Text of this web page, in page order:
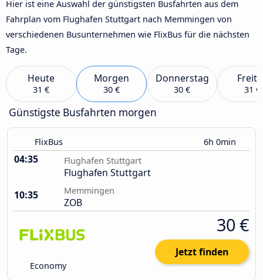
Hier ist eine Auswahl der günstigsten Busfahrten aus dem
Fahrplan vom Flughafen Stuttgart nach Memmingen von
verschiedenen Busunternehmen wie FlixBus für die nächsten
Tage.
Heute
31 €
Morgen
30 €
Donnerstag
30 € 31 €
Günstigste Busfahrten morgen
FlixBus 6h 0min
04:35 Flughafen Stuttgart
Flughafen Stuttgart
10:35
Memmingen
ZOB
Economy
30 €
Jetzt finden